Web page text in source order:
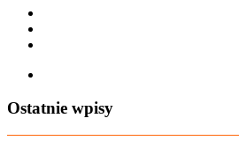
Ostatnie wpisy